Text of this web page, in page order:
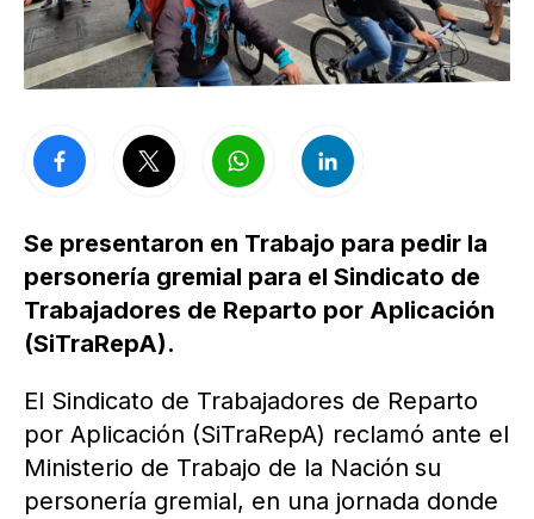
Se presentaron en Trabajo para pedir la
personería gremial para el Sindicato de
Trabajadores de Reparto por Aplicación
(SiTraRepA).
El Sindicato de Trabajadores de Reparto
por Aplicación (SiTraRepA) reclamó ante el
Ministerio de Trabajo de la Nación su
personería gremial, en una jornada donde